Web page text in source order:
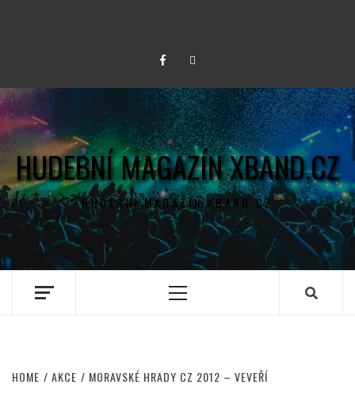
FacebookTwitter
HUDEBNÍ MAGAZÍN XBAND.CZ
HUDEBNÍ MAGAZÍN XBAND.CZ
Primary
HOME AKCE MORAVSKÉ HRADY CZ 2012 – VEVEŘÍ